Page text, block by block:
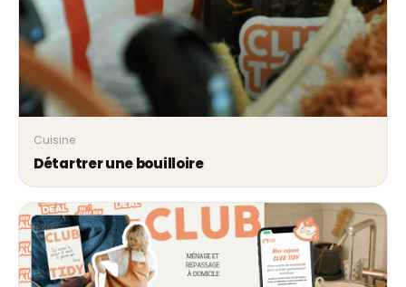
Cuisine
Détartrer une bouilloire